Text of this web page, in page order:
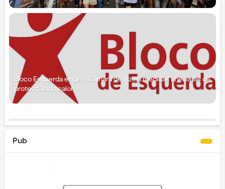
Bloco Esquerda exige à Câmara de Vizela medidas imediatas de
protecção do calor
Pub